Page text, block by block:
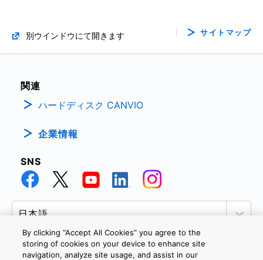
別ウインドウにて開きます サイトマップ
関連
ハードディスク CANVIO
企業情報
SNS
By clicking “Accept All Cookies” you agree to the
storing of cookies on your device to enhance site
navigation, analyze site usage, and assist in our